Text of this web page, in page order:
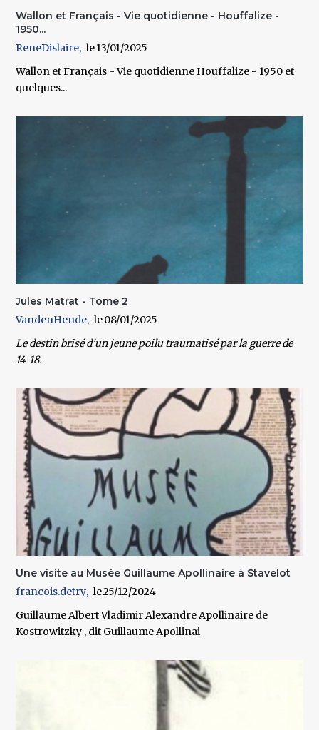
Wallon et Français - Vie quotidienne - Houffalize -
1950...
ReneDislaire
13/01/2025
Wallon et Français - Vie quotidienne Houffalize - 1950 et
quelques...
Jules Matrat - Tome 2
VandenHende
08/01/2025
Le destin brisé d’un jeune poilu traumatisé par la guerre de
14-18.
Une visite au Musée Guillaume Apollinaire à Stavelot
francois.detry
25/12/2024
Guillaume Albert Vladimir Alexandre Apollinaire de
Kostrowitzky , dit Guillaume Apollinai